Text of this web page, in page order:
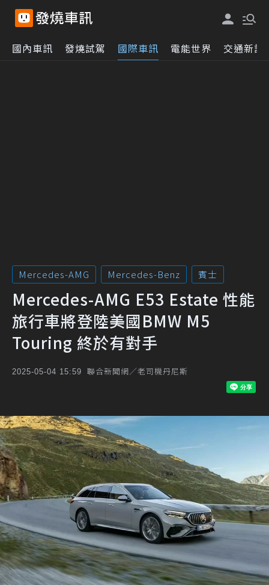
國內車訊 發燒試駕 國際車訊 電能世界 交通新訊
Mercedes-AMG Mercedes-Benz 賓士
Mercedes-AMG E53 Estate 性能
旅行車將登陸美國BMW M5
Touring 終於有對手
2025-05-04 15:59 聯合新聞網／老司機丹尼斯